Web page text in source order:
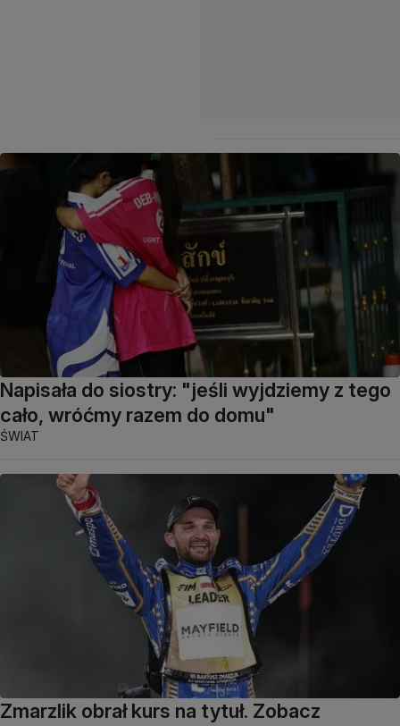
Napisała do siostry: "jeśli wyjdziemy z tego
cało, wróćmy razem do domu"
ŚWIAT
Zmarzlik obrał kurs na tytuł. Zobacz